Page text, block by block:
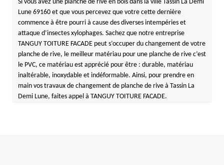
Si vous avez une planche de rive en bois dans la ville Tassin La Demi
Lune 69160 et que vous percevez que votre cette dernière
commence à être pourri à cause des diverses intempéries et
attaque d’insectes xylophages. Sachez que notre entreprise
TANGUY TOITURE FACADE peut s’occuper du changement de votre
planche de rive, le meilleur matériau pour une planche de rive c’est
le PVC, ce matériau est apprécié pour être : durable, matériau
inaltérable, inoxydable et indéformable. Ainsi, pour prendre en
main vos travaux de changement de planche de rive à Tassin La
Demi Lune, faites appel à TANGUY TOITURE FACADE.